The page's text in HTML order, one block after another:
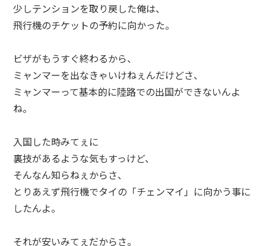
少しテンションを取り戻した俺は、
飛行機のチケットの予約に向かった。
ビザがもうすぐ終わるから、
ミャンマーを出なきゃいけねぇんだけどさ、
ミャンマーって基本的に陸路での出国ができないんよ
ね。
入国した時みてぇに
裏技があるような気もすっけど、
そんなん知らねぇからさ、
とりあえず飛行機でタイの「チェンマイ」に向かう事に
したんよ。
それが安いみてぇだからさ。